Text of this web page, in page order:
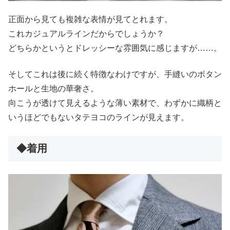
正面から見ても複雑な表情が見てとれます。
これカジュアルラインだからでしょうか？
どちらかというとドレッシーな雰囲気に感じますが……。
そしてこれは後に続く特徴なわけですが、手縫いのボタン
ホールと生地の華奢さ。
向こうが透けて見えるような薄い素材で、わずかに織柄と
いうほどでもないタテヨコのラインが見えます。
◆着用